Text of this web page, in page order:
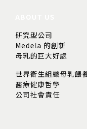
研究型公司
Medela 的創新
母乳的巨大好處
世界衛生組織母乳餵
醫療健康哲學
公司社會責任